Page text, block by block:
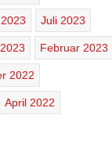
Juli 2023
Februar 2023
2022
April 2022